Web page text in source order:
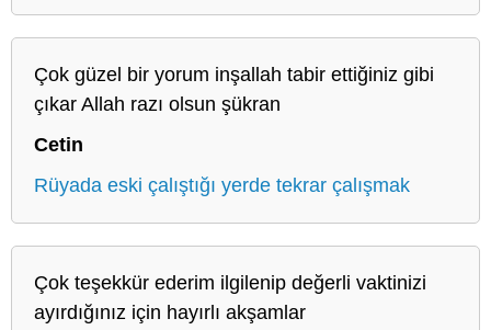
Çok güzel bir yorum inşallah tabir ettiğiniz gibi
çıkar Allah razı olsun şükran
Cetin
Rüyada eski çalıştığı yerde tekrar çalışmak
Çok teşekkür ederim ilgilenip değerli vaktinizi
ayırdığınız için hayırlı akşamlar